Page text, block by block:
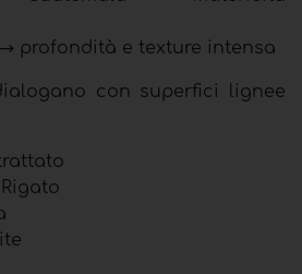
profondità e texture intensa
con superfici lignee